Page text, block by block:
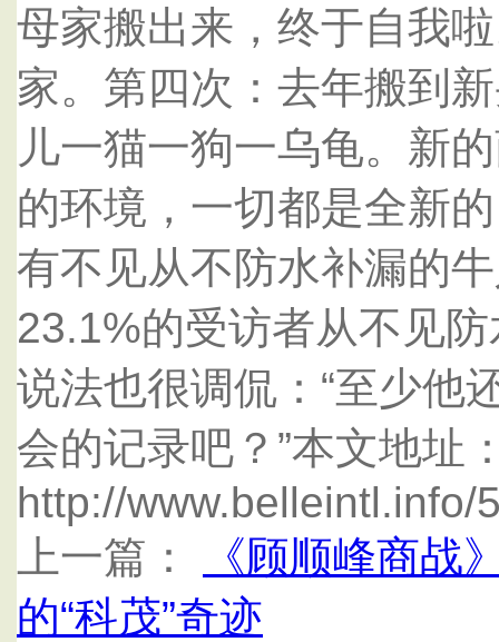
母家搬出来，终于自我
家。第四次：去年搬到
儿一猫一狗一乌龟。新
的环境，一切都是全新
有不见从不防水补漏的
23.1%的受访者从不见
说法也很调侃：“至少他
会的记录吧？”本文地址
http://www.belleintl.info/
上一篇：
《顾顺峰商战
的“科茂”奇迹